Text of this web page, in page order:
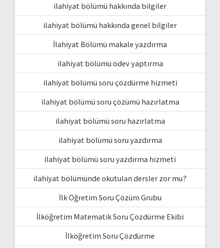
ilahiyat bölümü hakkında bilgiler
ilahiyat bölümü hakkında genel bilgiler
İlahiyat Bölümü makale yazdırma
ilahiyat bölümü ödev yaptırma
ilahiyat bölümü soru çözdürme hizmeti
ilahiyat bölümü soru çözümü hazırlatma
ilahiyat bölümü soru hazırlatma
ilahiyat bölümü soru yazdırma
ilahiyat bölümü soru yazdırma hizmeti
ilahiyat bölümünde okutulan dersler zor mu?
İlk Öğretim Soru Çözüm Grubu
İlköğretim Matematik Soru Çözdürme Ekibi
İlköğretim Soru Çözdürme